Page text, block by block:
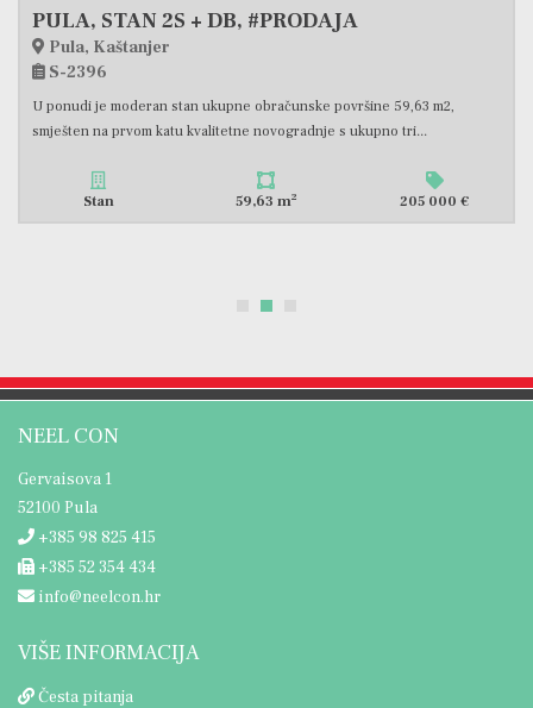
Pula, Širi centar
S-2390
Na prodaju je stan površine 51,63 m2 smješten na trećem katu zgrade s
ukupno pet katova, u samom centru Pule. Ova nekretnina...
Stan 51,63 m 172 000 €
NEEL CON
Gervaisova 1
52100 Pula
+385 98 825 415
+385 52 354 434
info@neelcon.hr
VIŠE INFORMACIJA
Česta pitanja